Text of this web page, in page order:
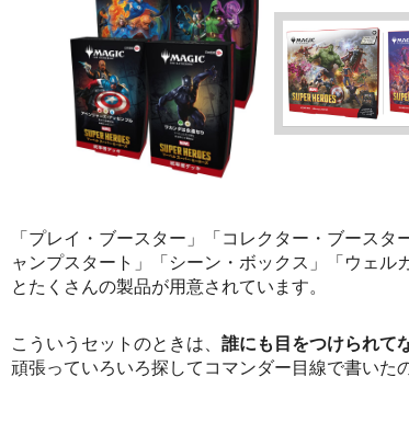
「プレイ・ブースター」「コレクター・ブース
ャンプスタート」「シーン・ボックス」「ウェ
とたくさんの製品が用意されています。
こういうセットのときは、 誰にも目をつけられて
頑張っていろいろ探してコマンダー目線で書いた